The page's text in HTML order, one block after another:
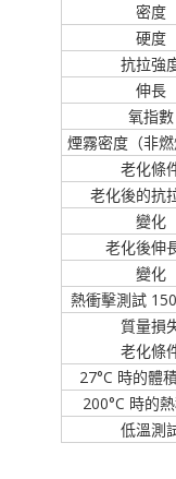
密度
硬度
抗拉強
伸長
氧指數
煙霧密度（非燃
老化條
老化後的抗
變化
老化後伸
變化
熱衝擊測試
質量損
老化條
27°C 時的體
200°C 時的
低溫測